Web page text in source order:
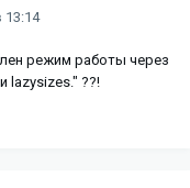
13:14
режим работы через
lazysizes." ??!